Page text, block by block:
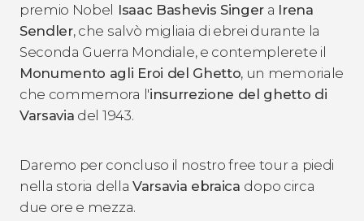
premio Nobel Isaac Bashevis Singer a Irena
Sendler, che salvò migliaia di ebrei durante la
Seconda Guerra Mondiale, e contemplerete il
Monumento agli Eroi del Ghetto, un memoriale
che commemora l'insurrezione del ghetto di
Varsavia del 1943.
Daremo per concluso il nostro free tour a piedi
nella storia della Varsavia ebraica dopo circa
due ore e mezza.